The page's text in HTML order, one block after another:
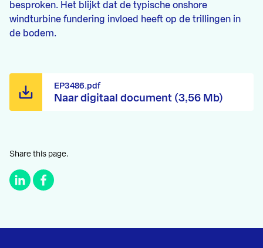
besproken. Het blijkt dat de typische onshore
windturbine fundering invloed heeft op de trillingen in
de bodem.
Naar digitaal document (3,56 Mb)
EP3486.pdf
Share this page.